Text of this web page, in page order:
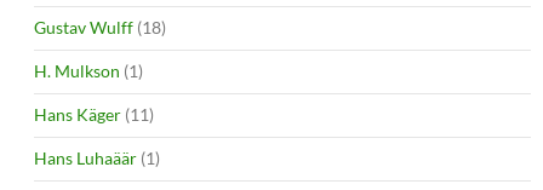
Gustav Wulff (18)
H. Mulkson (1)
Hans Käger (11)
Hans Luhaäär (1)